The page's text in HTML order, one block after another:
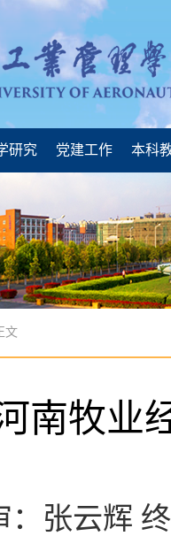
研究 党建工作 本科
文
南牧业
：张云辉